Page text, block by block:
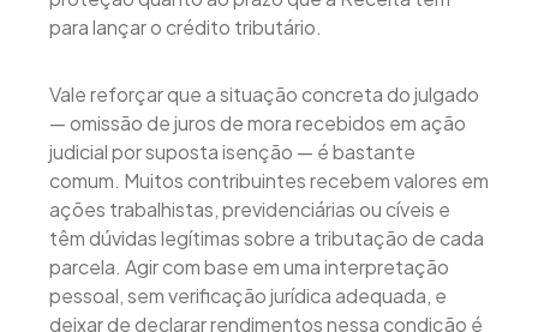
para lançar o crédito tributário.
Vale reforçar que a situação concreta do julgado
— omissão de juros de mora recebidos em ação
judicial por suposta isenção — é bastante
comum. Muitos contribuintes recebem valores em
ações trabalhistas, previdenciárias ou cíveis e
têm dúvidas legítimas sobre a tributação de cada
parcela. Agir com base em uma interpretação
pessoal, sem verificação jurídica adequada, e
deixar de declarar rendimentos nessa condição é